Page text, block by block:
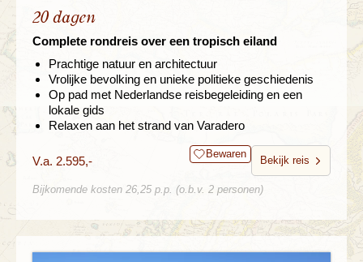
20 dagen
Complete rondreis over een tropisch eiland
Prachtige natuur en architectuur
Vrolijke bevolking en unieke politieke geschiedenis
Op pad met Nederlandse reisbegeleiding en een
lokale gids
Relaxen aan het strand van Varadero
V.a. 2.595,- Bewaren
Bekijk reis
Bijkomende kosten 26,25 p.p. (o.b.v. 2 personen)